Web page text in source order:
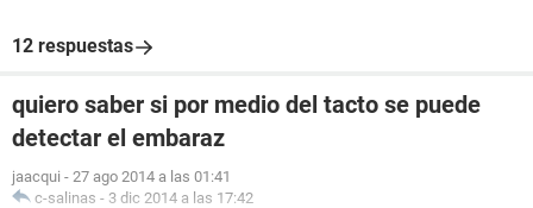
12 respuestas
quiero saber si por medio del tacto se puede
detectar el embaraz
jaacqui - 27 ago 2014 a las 01:41
c-salinas - 3 dic 2014 a las 17:42